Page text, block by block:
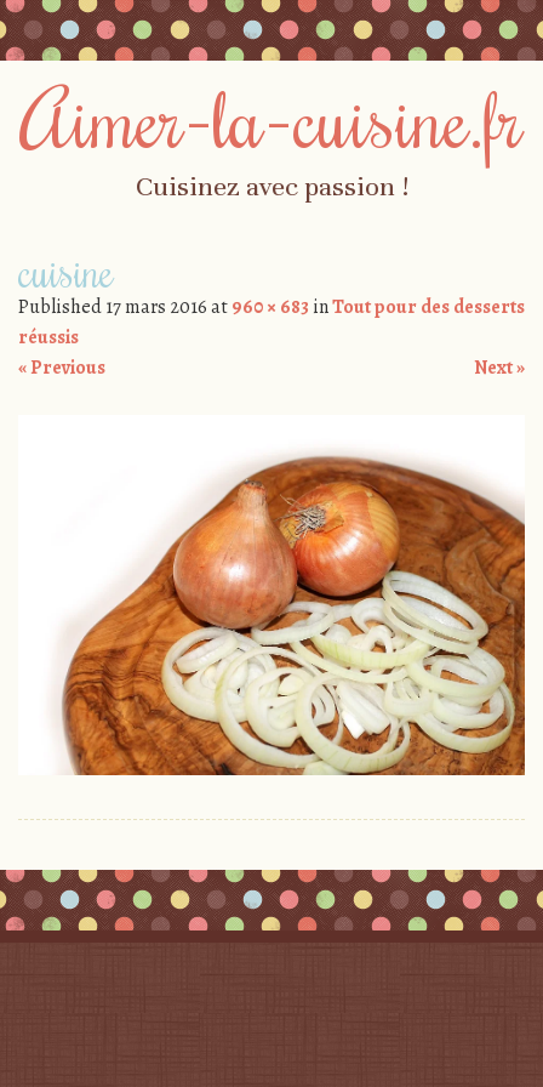
Aimer-la-cuisine.fr
Cuisinez avec passion !
Menu
cuisine
Published17 mars 2016at960 × 683 inTout pour des desserts
réussis
« Previous
Next »